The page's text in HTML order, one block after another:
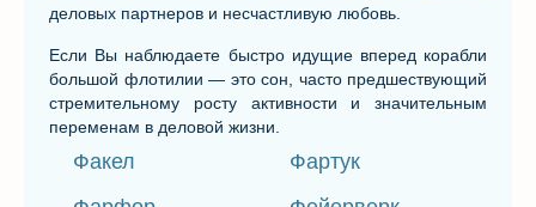
деловых партнеров и несчастливую любовь.
Если Вы наблюдаете быстро идущие вперед корабли
большой флотилии — это сон, часто предшествующий
стремительному росту активности и значительным
переменам в деловой жизни.
Факел
Фартук